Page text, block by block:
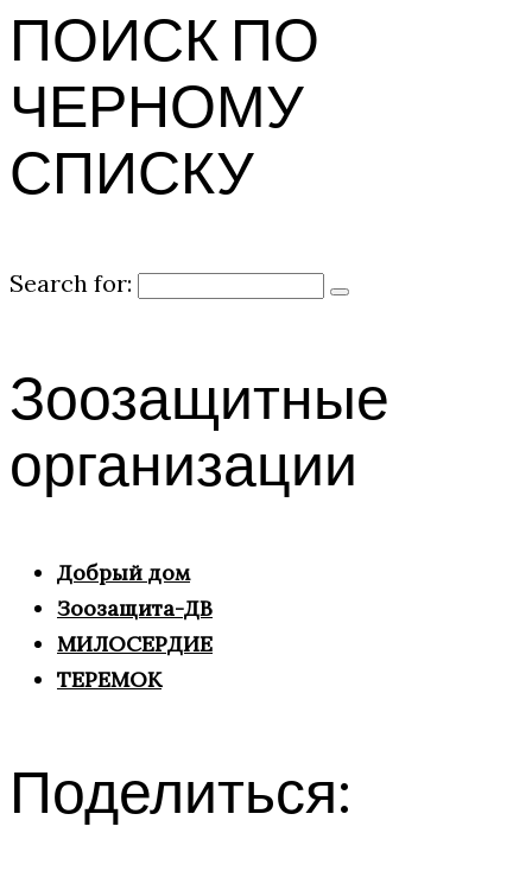
ПОИСК ПО
ЧЕРНОМУ
СПИСКУ
Search for:
Зоозащитные
организации
Добрый дом
Зоозащита-ДВ
МИЛОСЕРДИЕ
ТЕРЕМОК
Поделиться: